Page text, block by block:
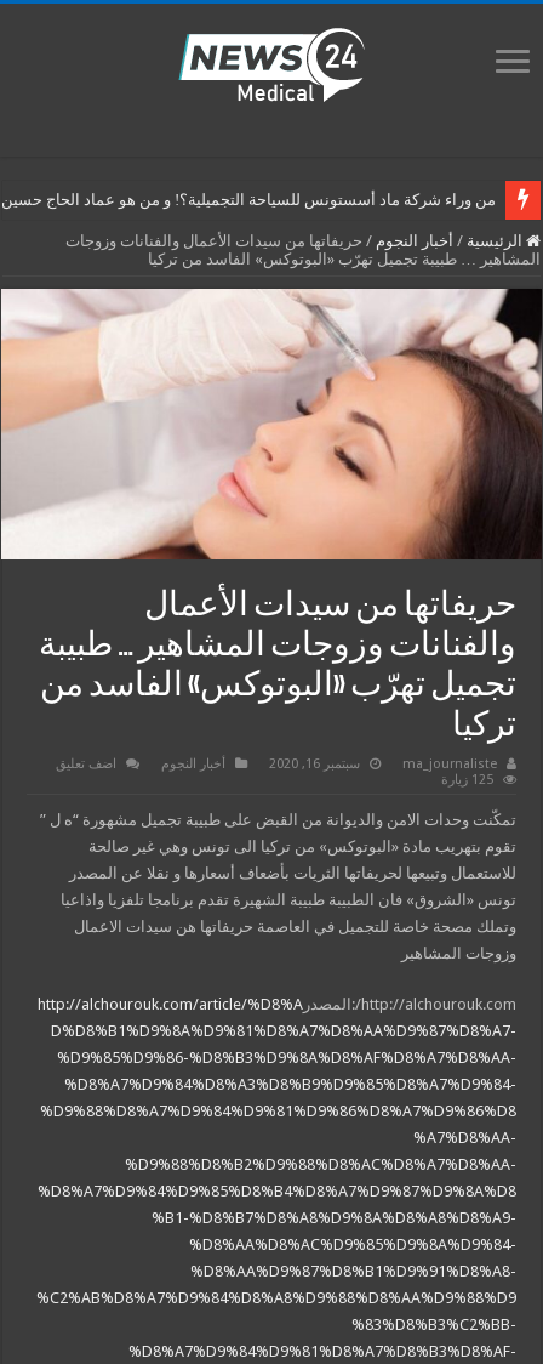
من وراء شركة ماد أسستونس للسياحة التجميلية؟! و من هو عماد الحاج حسين
الرئيسية / أخبار النجوم / حريفاتها من سيدات الأعمال والفنانات وزوجات
المشاهير … طبيبة تجميل تهرّب «البوتوكس» الفاسد من تركيا
حريفاتها من سيدات الأعمال
والفنانات وزوجات المشاهير … طبيبة
تجميل تهرّب «البوتوكس» الفاسد من
تركيا
ma_journaliste سبتمبر 16, 2020 أخبار النجوم
اضف تعليق
125 زيارة
تمكّنت وحدات الامن والديوانة من القبض على طبيبة تجميل مشهورة “ه ل ”
تقوم بتهريب مادة «البوتوكس» من تركيا الى تونس وهي غير صالحة
للاستعمال وتبيعها لحريفاتها الثريات بأضعاف أسعارها و نقلا عن المصدر
تونس «الشروق» فان الطبيبة طبيبة الشهيرة تقدم برنامجا تلفزيا واذاعيا
وتملك مصحة خاصة للتجميل في العاصمة حريفاتها هن سيدات الاعمال
وزوجات المشاهير
http://alchourouk.com/:المصدر
http://alchourouk.com/article/%D8%A
D%D8%B1%D9%8A%D9%81%D8%A7%D8%AA%D9%87%D8%A7-
%D9%85%D9%86-%D8%B3%D9%8A%D8%AF%D8%A7%D8%AA-
%D8%A7%D9%84%D8%A3%D8%B9%D9%85%D8%A7%D9%84-
%D9%88%D8%A7%D9%84%D9%81%D9%86%D8%A7%D9%86%D8
%A7%D8%AA-
%D9%88%D8%B2%D9%88%D8%AC%D8%A7%D8%AA-
%D8%A7%D9%84%D9%85%D8%B4%D8%A7%D9%87%D9%8A%D8
%B1-%D8%B7%D8%A8%D9%8A%D8%A8%D8%A9-
%D8%AA%D8%AC%D9%85%D9%8A%D9%84-
%D8%AA%D9%87%D8%B1%D9%91%D8%A8-
%C2%AB%D8%A7%D9%84%D8%A8%D9%88%D8%AA%D9%88%D9
%83%D8%B3%C2%BB-
%D8%A7%D9%84%D9%81%D8%A7%D8%B3%D8%AF-